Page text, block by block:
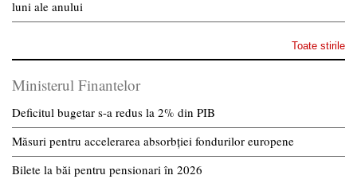
luni ale anului
Toate stirile
Ministerul Finantelor
Deficitul bugetar s-a redus la 2% din PIB
Măsuri pentru accelerarea absorbției fondurilor europene
Bilete la băi pentru pensionari în 2026